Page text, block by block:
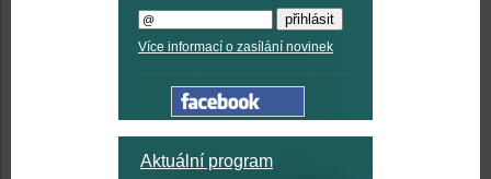
Více informací o zasílání novinek
Aktuální program